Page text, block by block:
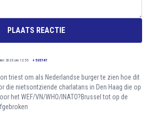
PLAATS REACTIE
2023 om 12:55 + 535747
triest om als Nederlandse burger te zien hoe dit
die nietsontziende charlatans in Den Haag die op
het WEF/VN/WHO/INATO?Brussel tot op de